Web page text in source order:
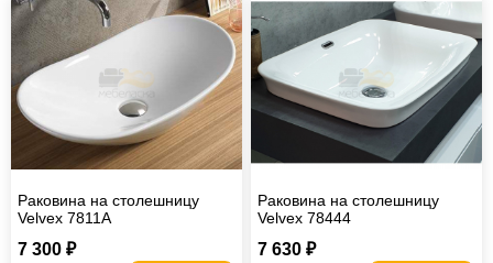
Раковина на столешницу
Velvex 7811A
7 300 ₽
Раковина на столешницу
Velvex 78444
7 630 ₽